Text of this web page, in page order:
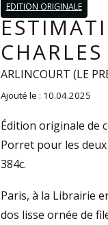
EDITION ORIGINALE
ARLINCOURT (LE
Ajouté le : 10.04.2025
Édition originale de
Porret pour les deux
384c.
Paris, à la Librairie
dos lisse ornée de